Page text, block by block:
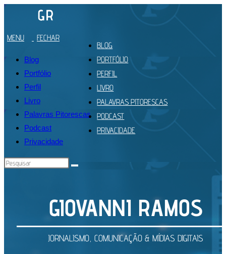
o
BLOG
PORTFÓLIO
PERFIL
LIVRO
PALAVRAS PITORESCAS
PODCAST
PRIVACIDADE
MENU FECHAR
Blog
Portfólio
Perfil
Livro
Palavras Pitorescas
Podcast
Privacidade
Pesquisar
GIOVANNI RAMOS
JORNALISMO, COMUNICAÇÃO & MÍDIAS DIGITAIS